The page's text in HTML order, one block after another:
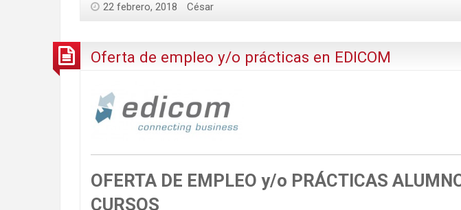
22 febrero, 2018 César
Oferta de empleo y/o prácticas en EDICOM
OFERTA DE EMPLEO y/o PRÁCTICAS
CURSOS